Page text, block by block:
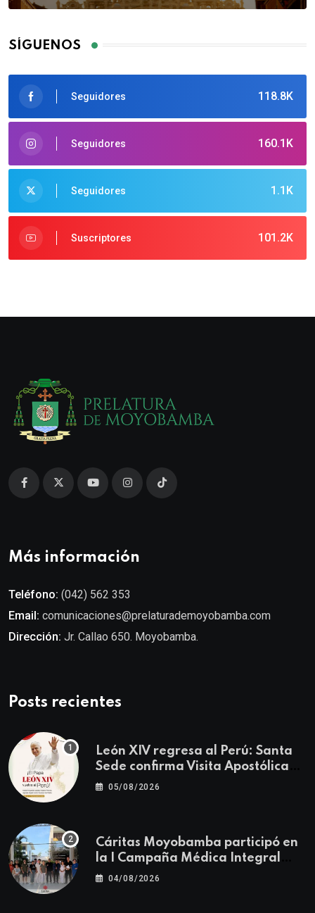
SÍGUENOS
118.8K
Seguidores
160.1K
Seguidores
1.1K
Seguidores
101.2K
Suscriptores
Más información
Teléfono: (042) 562 353
Email: comunicaciones@prelaturademoyobamba.com
Dirección: Jr. Callao 650. Moyobamba.
Posts recientes
León XIV regresa al Perú: Santa
Sede confirma Visita Apostólica
del 11 al 17 de noviembre
05/08/2026
Cáritas Moyobamba participó en
la I Campaña Médica Integral
Gratuita llevando salud y
04/08/2026